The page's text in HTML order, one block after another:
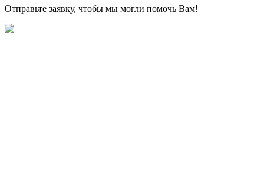
Отправьте заявку, чтобы мы могли помочь Вам!